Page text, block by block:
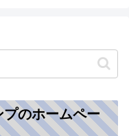
のホームペー